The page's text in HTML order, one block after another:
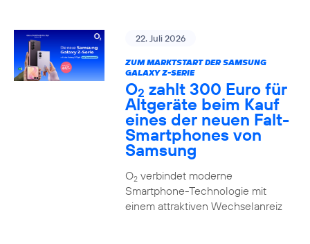
22. Juli 2026
ZUM MARKTSTART DER SAMSUNG
GALAXY Z-SERIE
O2 zahlt 300 Euro für
Altgeräte beim Kauf
eines der neuen Falt-
Smartphones von
Samsung
O2verbindet moderne
Smartphone-Technologie mit
einem attraktiven Wechselanreiz